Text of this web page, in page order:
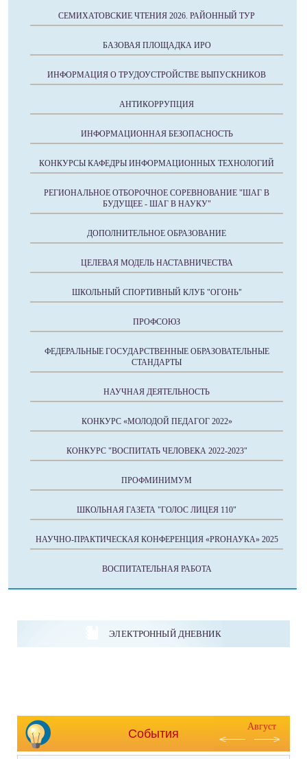
СЕМИХАТОВСКИЕ ЧТЕНИЯ 2026. РАЙОННЫЙ ТУР
БАЗОВАЯ ПЛОЩАДКА ИРО
ИНФОРМАЦИЯ О ТРУДОУСТРОЙСТВЕ ВЫПУСКНИКОВ
АНТИКОРРУПЦИЯ
ИНФОРМАЦИОННАЯ БЕЗОПАСНОСТЬ
КОНКУРСЫ КАФЕДРЫ ИНФОРМАЦИОННЫХ ТЕХНОЛОГИЙ
РЕГИОНАЛЬНОЕ ОТБОРОЧНОЕ СОРЕВНОВАНИЕ "ШАГ В
БУДУЩЕЕ - ШАГ В НАУКУ"
ДОПОЛНИТЕЛЬНОЕ ОБРАЗОВАНИЕ
ЦЕЛЕВАЯ МОДЕЛЬ НАСТАВНИЧЕСТВА
ШКОЛЬНЫЙ СПОРТИВНЫЙ КЛУБ "ОГОНЬ"
ПРОФСОЮЗ
ФЕДЕРАЛЬНЫЕ ГОСУДАРСТВЕННЫЕ ОБРАЗОВАТЕЛЬНЫЕ
СТАНДАРТЫ
НАУЧНАЯ ДЕЯТЕЛЬНОСТЬ
КОНКУРС «МОЛОДОЙ ПЕДАГОГ 2022»
КОНКУРС "ВОСПИТАТЬ ЧЕЛОВЕКА 2022-2023"
ПРОФМИНИМУМ
ШКОЛЬНАЯ ГАЗЕТА "ГОЛОС ЛИЦЕЯ 110"
НАУЧНО-ПРАКТИЧЕСКАЯ КОНФЕРЕНЦИЯ «PROНАУКА» 2025
ВОСПИТАТЕЛЬНАЯ РАБОТА
ЭЛЕКТРОННЫЙ ДНЕВНИК
События
Август